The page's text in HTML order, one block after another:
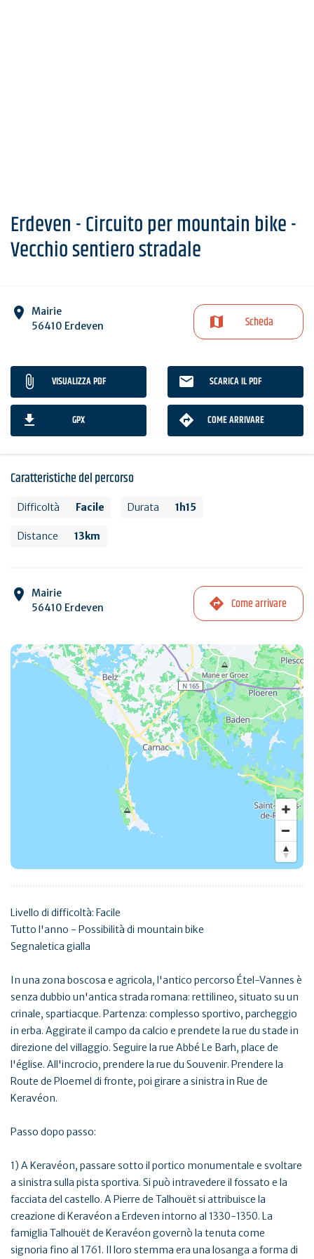
Erdeven - Circuito per mountain bike -
Vecchio sentiero stradale
Mairie
56410 Erdeven
Scheda
VISUALIZZA PDF SCARICA IL PDF
GPX COME ARRIVARE
Caratteristiche del percorso
Difficoltà Facile Durata 1h15
Distance 13km
Mairie
56410 Erdeven
Come arrivare
Livello di difficoltà: Facile
Tutto l'anno - Possibilità di mountain bike
Segnaletica gialla
In una zona boscosa e agricola, l'antico percorso Étel-Vannes è
senza dubbio un'antica strada romana: rettilineo, situato su un
crinale, spartiacque. Partenza: complesso sportivo, parcheggio
in erba. Aggirate il campo da calcio e prendete la rue du stade in
direzione del villaggio. Seguire la rue Abbé Le Barh, place de
l'église. All'incrocio, prendere la rue du Souvenir. Prendere la
Route de Ploemel di fronte, poi girare a sinistra in Rue de
Keravéon.
Passo dopo passo:
1) A Keravéon, passare sotto il portico monumentale e svoltare
a sinistra sulla pista sportiva. Si può intravedere il fossato e la
facciata del castello. A Pierre de Talhouët si attribuisce la
creazione di Keravéon a Erdeven intorno al 1330-1350. La
famiglia Talhouët de Keravéon governò la tenuta come
signoria fino al 1761. Il loro stemma era una losanga a forma di